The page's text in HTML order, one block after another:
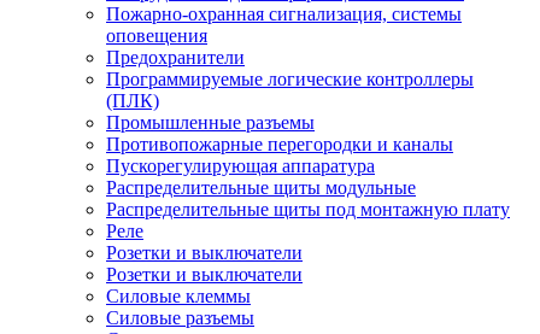
Пожарно-охранная сигнализация, системы
оповещения
Предохранители
Программируемые логические контроллеры
(ПЛК)
Промышленные разъемы
Противопожарные перегородки и каналы
Пускорегулирующая аппаратура
Распределительные щиты модульные
Распределительные щиты под монтажную плату
Реле
Розетки и выключатели
Розетки и выключатели
Силовые клеммы
Силовые разъемы